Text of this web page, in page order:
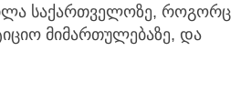
საქართველოზე, როგორც
მიმართულებაზე, და